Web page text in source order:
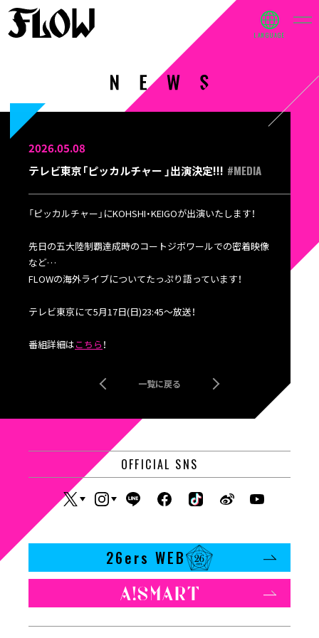
2026.05.08
テレビ東京「ピッカルチャー 」出演決定!!! #MEDIA
「ピッカルチャー」にKOHSHI・KEIGOが出演いたします！
先日の五大陸制覇達成時のコートジボワールでの密着映像
など…
FLOWの海外ライブについてたっぷり語っています！
テレビ東京にて5月17日(日)23:45〜放送！
番組詳細はこちら ！
一覧に戻る
OFFICIAL SNS
26ers WEB